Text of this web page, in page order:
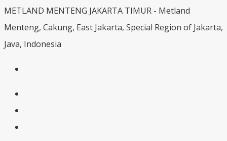
METLAND MENTENG JAKARTA TIMUR - Metland
Menteng, Cakung, East Jakarta, Special Region of Jakarta,
Java, Indonesia